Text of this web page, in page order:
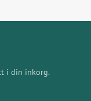
i din inkorg.